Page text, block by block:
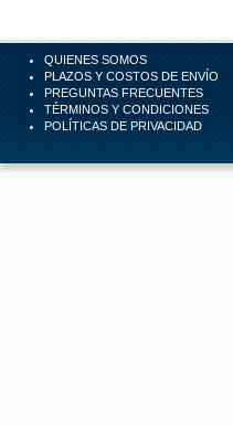
QUIENES SOMOS
PLAZOS Y COSTOS DE ENVÍO
PREGUNTAS FRECUENTES
TÉRMINOS Y CONDICIONES
POLÍTICAS DE PRIVACIDAD